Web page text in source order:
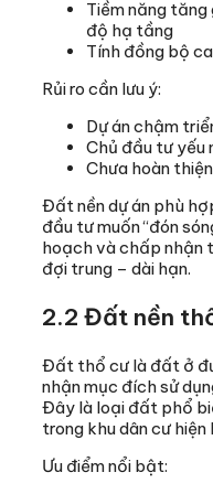
Tiềm năng
độ hạ tầng
Tính đồng bộ
Rủi ro cần lưu ý:
Dự án chậm
Chủ đầu tư yếu
Chưa hoàn
Đất nền dự án phù
đầu tư muốn “đón
hoạch và chấp nhận
đợi trung – dài hạn.
2.2 Đất nền
Đất thổ cư là đất ở
nhận mục đích sử
Đây là loại đất phổ
trong khu dân cư hiện
Ưu điểm nổi bật: